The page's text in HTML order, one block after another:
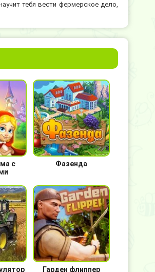
тебя вести фермерское дело,
с
Фазенда
Гарден флиппер